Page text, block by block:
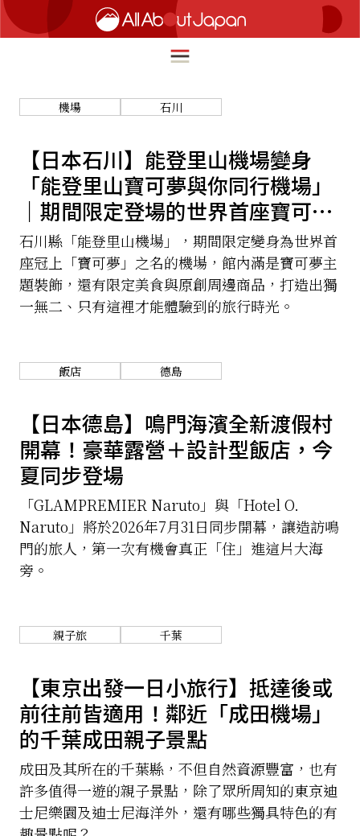
简体中文
繁體中文
ภาษาไทย
한국어
日本語
HOME
深度旅遊
美食尋味
流行文化
創新趨勢
在地故事
機場 石川
【日本石川】能登里山機場變身
「能登里山寶可夢與你同行機場」
｜期間限定登場的世界首座寶可夢
主題機場
石川縣「能登里山機場」，期間限定變身為世界首
座冠上「寶可夢」之名的機場，館內滿是寶可夢主
題裝飾，還有限定美食與原創周邊商品，打造出獨
一無二、只有這裡才能體驗到的旅行時光。
飯店 德島
【日本德島】鳴門海濱全新渡假村
開幕！豪華露營＋設計型飯店，今
夏同步登場
「GLAMPREMIER Naruto」與「Hotel O.
Naruto」將於2026年7月31日同步開幕，讓造訪鳴
門的旅人，第一次有機會真正「住」進這片大海
旁。
親子旅 千葉
【東京出發一日小旅行】抵達後或
前往前皆適用！鄰近「成田機場」
的千葉成田親子景點
成田及其所在的千葉縣，不但自然資源豐富，也有
許多值得一遊的親子景點，除了眾所周知的東京迪
士尼樂園及迪士尼海洋外，還有哪些獨具特色的有